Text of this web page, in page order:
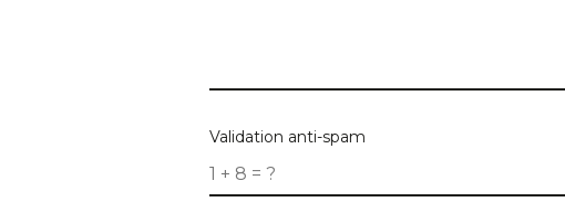
Validation anti-spam